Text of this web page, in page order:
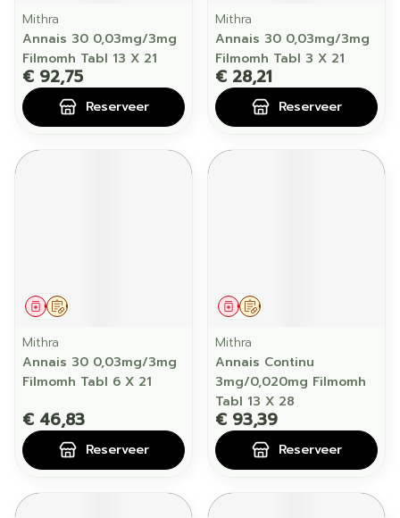
Mithra
Annais 30 0,03mg/3mg
Filmomh Tabl 13 X 21
€ 92,75
Reserveer
Mithra
Annais 30 0,03mg/3mg
Filmomh Tabl 3 X 21
€ 28,21
Reserveer
Op voorschrift
Geneesmiddel
Mithra
Annais 30 0,03mg/3mg
Filmomh Tabl 6 X 21
€ 46,83
Reserveer
Op voorschrift
Geneesmiddel
Mithra
Annais Continu
3mg/0,020mg Filmomh
Tabl 13 X 28
€ 93,39
Reserveer